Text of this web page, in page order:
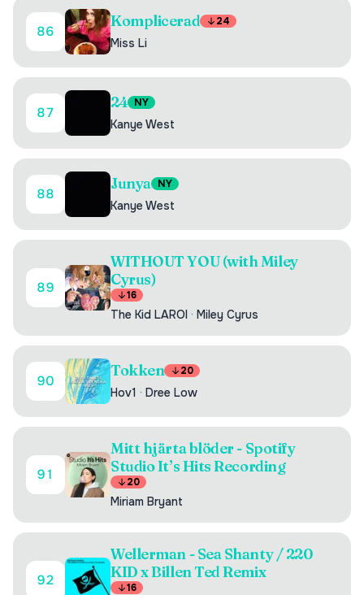
86
Komplicerad 24
Miss Li
87
24 NY
Kanye West
88
Junya NY
Kanye West
89
WITHOUT YOU (with Miley
Cyrus)
16
The Kid LAROI · Miley Cyrus
90
Tokken 20
Hov1 · Dree Low
91
Mitt hjärta blöder - Spotify
Studio It’s Hits Recording
20
Miriam Bryant
92
Wellerman - Sea Shanty / 220
KID x Billen Ted Remix
16